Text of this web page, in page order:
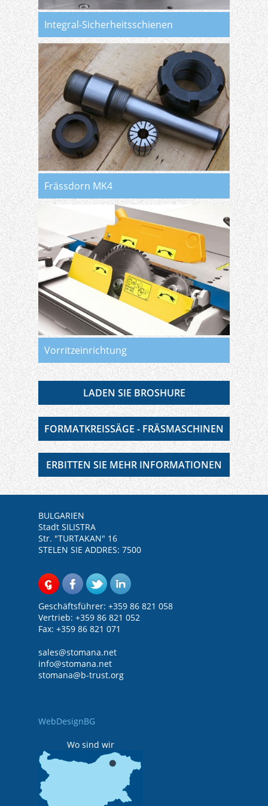
Integral-Sicherheitsschienen
Frässdorn MK4
Vorritzeinrichtung
LADEN SIE BROSHURE
FORMATKREISSÄGE - FRÄSMASCHINEN
ERBITTEN SIE MEHR INFORMATIONEN
BULGARIEN
Stadt SILISTRA
Str. "TURTAKAN" 16
STELEN SIE ADDRES: 7500
Geschäftsführer: +359 86 821 058
Vertrieb: +359 86 821 052
Fax: +359 86 821 071
sales@stomana.net
info@stomana.net
stomana@b-trust.org
WebDesignBG
Wo sind wir